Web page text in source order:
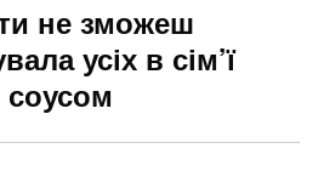
не зможеш
усіх в сім’ї